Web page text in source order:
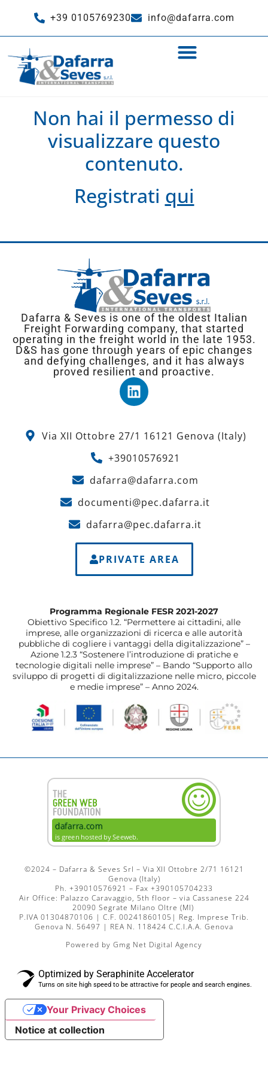
+39 0105769230 info@dafarra.com
Non hai il permesso di
visualizzare questo
contenuto.
Registrati qui
Dafarra & Seves is one of the oldest Italian
Freight Forwarding company, that started
operating in the freight world in the late 1953.
D&S has gone through years of epic changes
and defying challenges, and it has always
proved resilient and proactive.
Via XII Ottobre 27/1 16121 Genova (Italy)
+39010576921
dafarra@dafarra.com
documenti@pec.dafarra.it
dafarra@pec.dafarra.it
PRIVATE AREA
Programma Regionale FESR 2021-2027
Obiettivo Specifico 1.2. “Permettere ai cittadini, alle
imprese, alle organizzazioni di ricerca e alle autorità
pubbliche di cogliere i vantaggi della digitalizzazione” –
Azione 1.2.3 “Sostenere l’introduzione di pratiche e
tecnologie digitali nelle imprese” – Bando “Supporto allo
sviluppo di progetti di digitalizzazione nelle micro, piccole
e medie imprese” – Anno 2024.
©2024 – Dafarra & Seves Srl – Via XII Ottobre 2/71 16121
Genova (Italy)
Ph. +39010576921 – Fax +390105704233
Air Office: Palazzo Caravaggio, 5th floor – via Cassanese 224
20090 Segrate Milano Oltre (MI)
P.IVA 01304870106 | C.F. 00241860105| Reg. Imprese Trib.
Genova N. 56497 | REA N. 118424 C.C.I.A.A. Genova
Powered by Gmg Net Digital Agency
Optimized by Seraphinite Accelerator
Turns on site high speed to be attractive for people and search engines.
Notice at collection
Your Privacy Choices